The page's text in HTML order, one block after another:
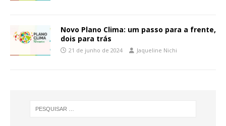
Novo Plano Clima: um passo para a frente,
dois para trás
21 de junho de 2024 Jaqueline Nichi